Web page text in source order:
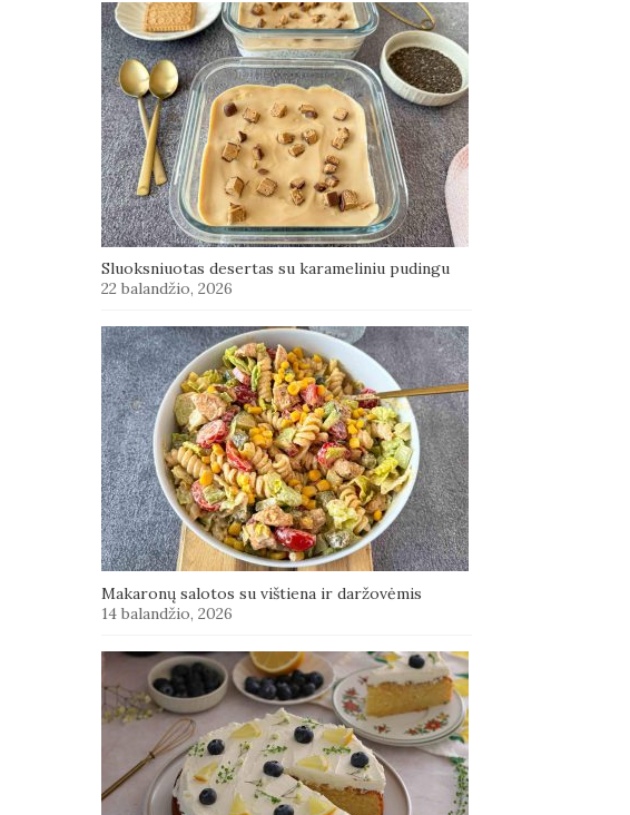
Sluoksniuotas desertas su karameliniu pudingu
22 balandžio, 2026
Makaronų salotos su vištiena ir daržovėmis
14 balandžio, 2026